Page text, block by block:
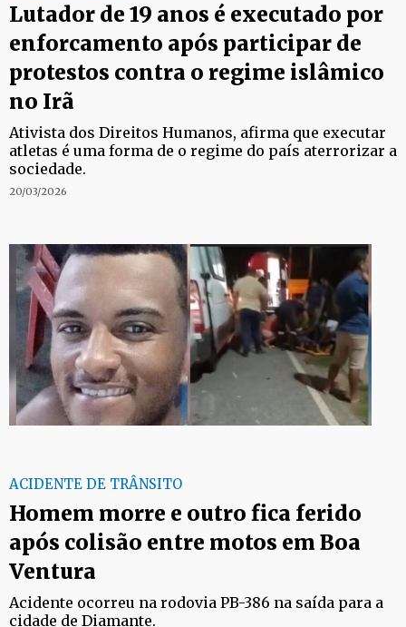
Lutador de 19 anos é executado por
enforcamento após participar de
protestos contra o regime islâmico
no Irã
Ativista dos Direitos Humanos, afirma que executar
atletas é uma forma de o regime do país aterrorizar a
sociedade.
20/03/2026
ACIDENTE DE TRÂNSITO
Homem morre e outro fica ferido
após colisão entre motos em Boa
Ventura
Acidente ocorreu na rodovia PB-386 na saída para a
cidade de Diamante.